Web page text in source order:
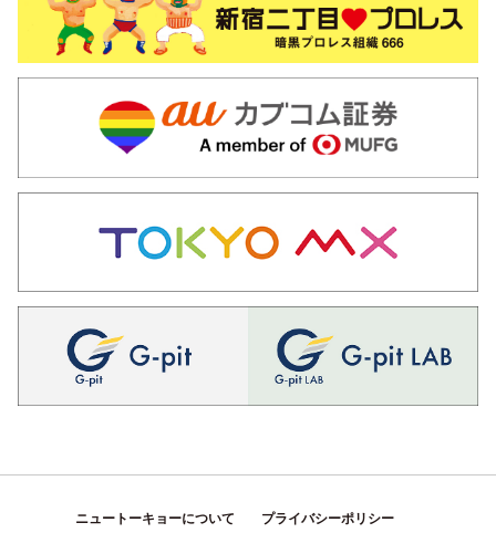
ニュートーキョーについて プライバシーポリシー